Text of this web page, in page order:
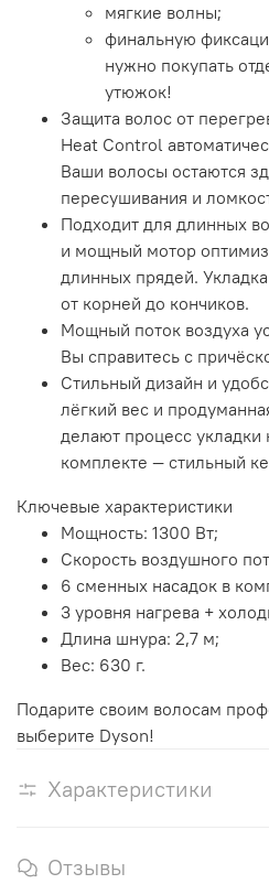
мягкие волны;
финальную
нужно покупать
утюжок!
Защита волос от
Heat Control
Ваши волосы остаются
пересушивания и
Подходит для длинных
и мощный мотор
длинных прядей.
от корней до кончиков.
Мощный поток воздуха
Вы справитесь с
Стильный дизайн и
лёгкий вес и
делают процесс
комплекте — стильный
Ключевые характеристики
Мощность: 1300 Вт;
Скорость воздушного
6 сменных насадок в
3 уровня нагрева +
Длина шнура: 2,7 м;
Вес: 630 г.
Подарите своим волосам
выберите Dyson!
Характеристики
Отзывы